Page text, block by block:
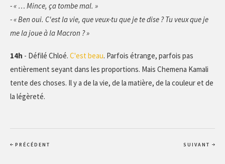
- « … Mince, ça tombe mal. »
- « Ben oui. C'est la vie, que veux-tu que je te dise ? Tu veux que je
me la joue à la Macron ? »
14h - Défilé Chloé. C'est beau. Parfois étrange, parfois pas
entièrement seyant dans les proportions. Mais Chemena Kamali
tente des choses. Il y a de la vie, de la matière, de la couleur et de
la légèreté.
PRÉCÉDENT SUIVANT